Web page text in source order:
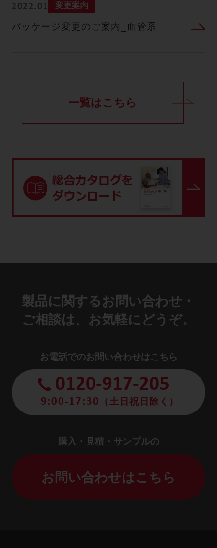
2022.01 変更案内
パッケージ変更のご案内_血管系
一覧はこちら
製品に関するお問い合わせ・
ご相談は、お気軽にどうぞ。
お電話でのお問い合わせはこちら
0120-917-205
9:00-17:30 （土日祝日除く）
購入・見積・サンプルの
お問い合わせはこちら